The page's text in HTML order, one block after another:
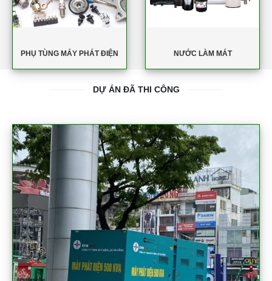
PHỤ TÙNG MÁY PHÁT ĐIỆN NƯỚC LÀM MÁT
DỰ ÁN ĐÃ THI CÔNG